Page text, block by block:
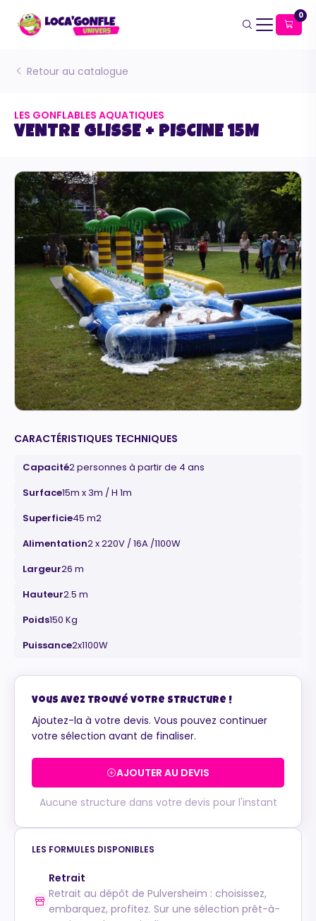
0
Retour au catalogue
LES GONFLABLES AQUATIQUES
VENTRE GLISSE + PISCINE 15M
CARACTÉRISTIQUES TECHNIQUES
Capacité2 personnes à partir de 4 ans
Surface15m x 3m / H 1m
Superficie45 m2
Alimentation2 x 220V / 16A /1100W
Largeur26 m
Hauteur2.5 m
Poids150 Kg
Puissance2x1100W
Vous avez trouvé votre structure !
Ajoutez-la à votre devis. Vous pouvez continuer
votre sélection avant de finaliser.
AJOUTER AU DEVIS
Aucune structure dans votre devis pour l'instant
LES FORMULES DISPONIBLES
Retrait
Retrait au dépôt de Pulversheim : choisissez,
embarquez, profitez. Sur une sélection prêt-à-
Maurice
Configurateur IA · En ligne